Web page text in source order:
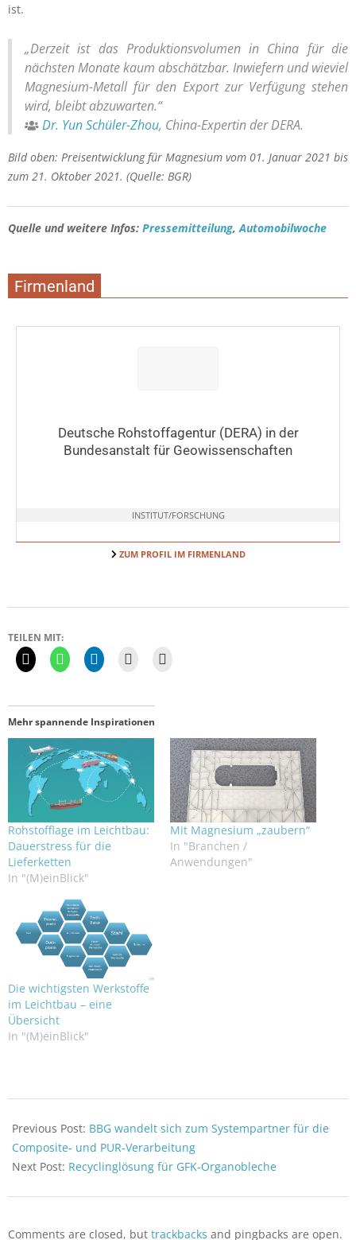
ist.
„Derzeit ist das Produktionsvolumen in China für die
nächsten Monate kaum abschätzbar. Inwiefern und wieviel
Magnesium-Metall für den Export zur Verfügung stehen
wird, bleibt abzuwarten.“
Dr. Yun Schüler-Zhou, China-Expertin der DERA.
Bild oben: Preisentwicklung für Magnesium vom 01. Januar 2021 bis
zum 21. Oktober 2021. (Quelle: BGR)
Quelle und weitere Infos: Pressemitteilung, Automobilwoche
Firmenland
Deutsche Rohstoffagentur (DERA) in der
Bundesanstalt für Geowissenschaften
INSTITUT/FORSCHUNG
ZUM PROFIL IM FIRMENLAND
TEILEN MIT:
Mehr spannende Inspirationen
Rohstofflage im Leichtbau:
Dauerstress für die
Lieferketten
In "(M)einBlick"
Mit Magnesium „zaubern“
In "Branchen /
Anwendungen"
Die wichtigsten Werkstoffe
im Leichtbau – eine
Übersicht
In "(M)einBlick"
11-
29
Previous Post: BBG wandelt sich zum Systempartner für die
Composite- und PUR-Verarbeitung
Next Post: Recyclinglösung für GFK-Organobleche
Comments are closed, but trackbacks and pingbacks are open.